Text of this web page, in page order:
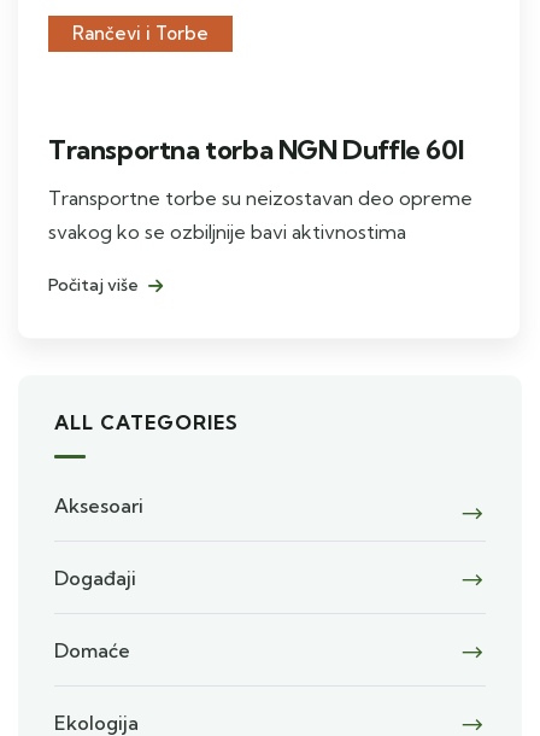
Rančevi i Torbe
Transportna torba NGN Duffle 60l
Transportne torbe su neizostavan deo opreme
svakog ko se ozbiljnije bavi aktivnostima
Počitaj više
ALL CATEGORIES
Aksesoari
Događaji
Domaće
Ekologija